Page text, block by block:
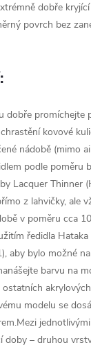
dobře
povrch bez
dobře promíchejte
kovové
nádobě (mimo
podle poměru
Lacquer Thinner
z lahvičky, ale
v poměru cca
ředidla
aby bylo možné
barvu na
ostatních
modelu se
doby – druhou